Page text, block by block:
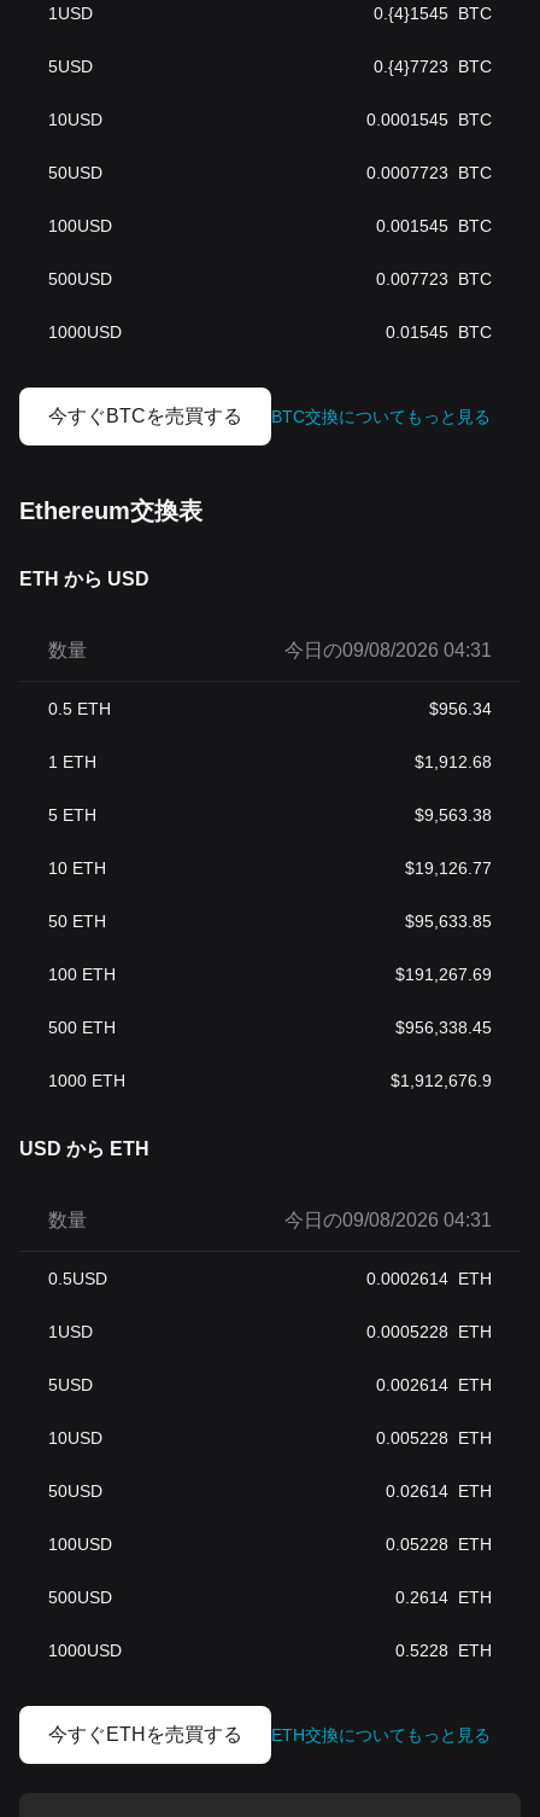
1 USD 0.{4}1545 BTC
5USD 0.{4}7723 BTC
10USD 0.0001545 BTC
50USD 0.0007723 BTC
100USD 0.001545 BTC
500USD 0.007723 BTC
1000USD 0.01545 BTC
今すぐBTCを売買する BTC交換についてもっと見る
Ethereum交換表
ETH から USD
数量 今日の09/08/2026 04:31
0.5 ETH $956.34
1 ETH $1,912.68
5 ETH $9,563.38
10 ETH $19,126.77
50 ETH $95,633.85
100 ETH $191,267.69
500 ETH $956,338.45
1000 ETH $1,912,676.9
USD から ETH
数量 今日の09/08/2026 04:31
0.5USD 0.0002614 ETH
1 USD 0.0005228 ETH
5USD 0.002614 ETH
10USD 0.005228 ETH
50USD 0.02614 ETH
100USD 0.05228 ETH
500USD 0.2614 ETH
1000USD 0.5228 ETH
今すぐETHを売買する ETH交換についてもっと見る